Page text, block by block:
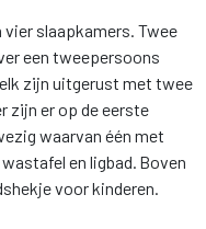
vier slaapkamers. Twee
een tweepersoons
zijn uitgerust met twee
zijn er op de eerste
waarvan één met
en ligbad. Boven
voor kinderen.